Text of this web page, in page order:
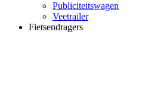
Publiciteitswagen
Veetrailer
Fietsendragers